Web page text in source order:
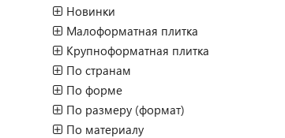
Новинки
Малоформатная плитка
Крупноформатная плитка
По странам
По форме
По размеру (формат)
По материалу